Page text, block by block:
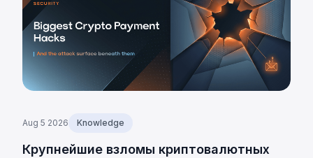
Aug 5 2026 Knowledge
Крупнейшие взломы криптовалютных